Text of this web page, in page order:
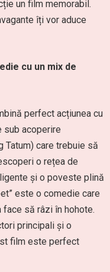
un film memorabil.
îți vor aduce
cu un mix de
perfect acțiunea cu
sub acoperire
Tatum) care trebuie să
o rețea de
și o poveste plină
este o comedie care
face să râzi în hohote.
principali și o
film este perfect